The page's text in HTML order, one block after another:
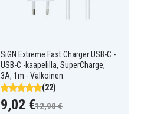
SiGN Extreme Fast Charger USB-C -
USB-C -kaapelilla, SuperCharge,
3A, 1m - Valkoinen
(22)
9,02 €12,90 €